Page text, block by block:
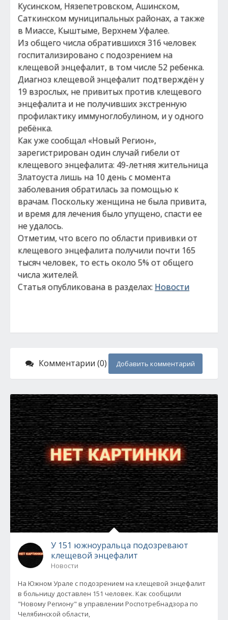
Кусинском, Нязепетровском, Ашинском,
Саткинском муниципальных районах, а также
в Миассе, Кыштыме, Верхнем Уфалее.
Из общего числа обратившихся 316 человек
госпитализировано с подозрением на
клещевой энцефалит, в том числе 52 ребенка.
Диагноз клещевой энцефалит подтверждён у
19 взрослых, не привитых против клещевого
энцефалита и не получивших экстренную
профилактику иммуноглобулином, и у одного
ребёнка.
Как уже сообщал «Новый Регион»,
зарегистрирован один случай гибели от
клещевого энцефалита: 49-летняя жительница
Златоуста лишь на 10 день с момента
заболевания обратилась за помощью к
врачам. Поскольку женщина не была привита,
и время для лечения было упущено, спасти ее
не удалось.
Отметим, что всего по области прививки от
клещевого энцефалита получили почти 165
тысяч человек, то есть около 5% от общего
числа жителей.
Статья опубликована в разделах: Новости
Комментарии (0) Добавить комментарий
У 151 южноуральца подозревают
клещевой энцефалит
Новости
На Южном Урале с подозрением на клещевой энцефалит
в больницу доставлен 151 человек. Как сообщили
"Новому Региону" в управлении Роспотребнадзора по
Челябинской области,